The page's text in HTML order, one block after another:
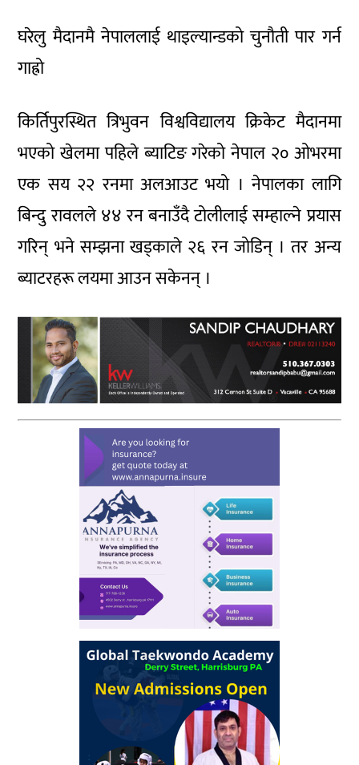
घरेलु मैदानमै नेपाललाई थाइल्यान्डको चुनौती पार गर्न
गाह्रो
किर्तिपुरस्थित त्रिभुवन विश्वविद्यालय क्रिकेट मैदानमा
भएको खेलमा पहिले ब्याटिङ गरेको नेपाल २० ओभरमा
एक सय २२ रनमा अलआउट भयो । नेपालका लागि
बिन्दु रावलले ४४ रन बनाउँदै टोलीलाई सम्हाल्ने प्रयास
गरिन् भने सम्झना खड्काले २६ रन जोडिन् । तर अन्य
ब्याटरहरू लयमा आउन सकेनन् ।